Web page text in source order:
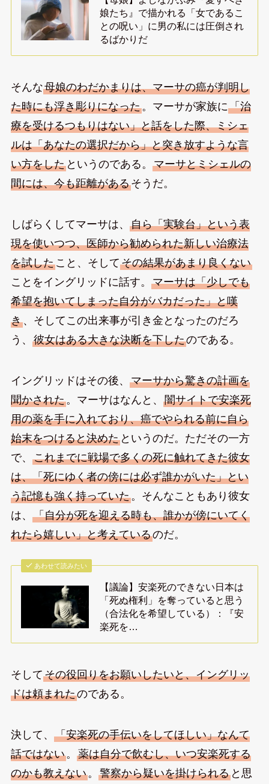
娘たち』で描かれる「女であるこ
との呪い」に男の私には圧倒され
るばかりだ
そんな母娘のわだかまりは、マーサの癌が判明し
た時にも浮き彫りになった。マーサが家族に「治
療を受けるつもりはない」と話をした際、ミシェ
ルは「あなたの選択だから」と突き放すような言
い方をしたというのである。 マーサとミシェルの
間には、今も距離があるそうだ。
しばらくしてマーサは、 自ら「実験台」という表
現を使いつつ、医師から勧められた新しい治療法
を試したこと、そしてその結果があまり良くない
ことをイングリッドに話す。 マーサは「少しでも
希望を抱いてしまった自分がバカだった」と嘆
き、そしてこの出来事が引き金となったのだろ
う、 彼女はある大きな決断を下したのである。
イングリッドはその後、 マーサから驚きの計画を
聞かされた。マーサはなんと、 闇サイトで安楽死
用の薬を手に入れており、癌でやられる前に自ら
始末をつけると決めたというのだ。ただその一方
で、 これまでに戦場で多くの死に触れてきた彼女
は、「死にゆく者の傍には必ず誰かがいた」とい
う記憶も強く持っていた。そんなこともあり彼女
は、 「自分が死を迎える時も、誰かが傍にいてく
れたら嬉しい」と考えているのだ。
あわせて読みたい
【議論】安楽死のできない日本は
「死ぬ権利」を奪っていると思う
（合法化を希望している）：『安
楽死を…
そしてその役回りをお願いしたいと、イングリッ
ドは頼まれたのである。
決して、 「安楽死の手伝いをしてほしい」なんて
話ではない。 薬は自分で飲むし、いつ安楽死する
のかも教えない。 警察から疑いを掛けられると思